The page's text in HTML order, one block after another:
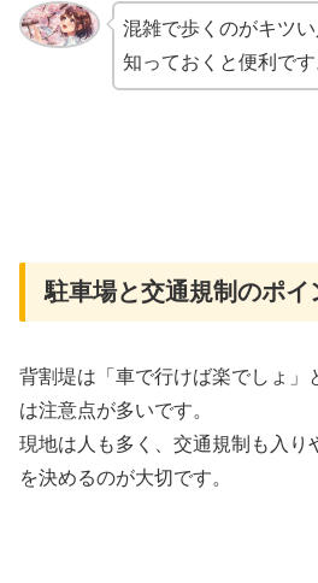
混雑で歩くのがキツ
知っておくと便利です
駐車場と交通規制のポイ
背割堤は「車で行けば楽でしょ」
は注意点が多いです。
現地は人も多く、交通規制も入り
を決めるのが大切です。